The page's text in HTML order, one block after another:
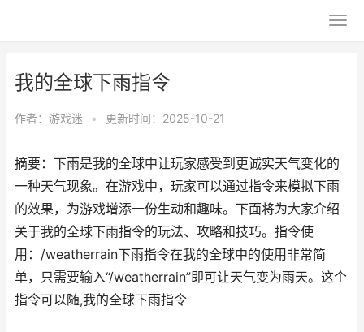
我的全球下雨指令
作者： 游戏迷 • 更新时间：2025-10-21
摘要：下雨是我的全球中让玩家感受到更诚实天气变化的
一种天气现象。在游戏中，玩家可以通过指令来模拟下雨
的效果，为游戏增添一份生动和趣味。下面将为大家介绍
关于我的全球下雨指令的玩法、攻略和技巧。指令使
用：/weatherrain下雨指令在我的全球中的使用非常简
单，只需要输入“/weatherrain”即可让天气变为雨天。这个
指令可以随,我的全球下雨指令